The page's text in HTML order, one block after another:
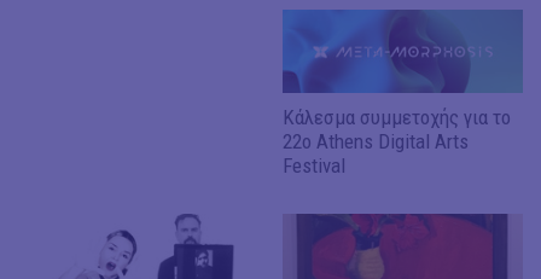
Κάλεσμα συμμετοχής για το
22ο Athens Digital Arts
Festival